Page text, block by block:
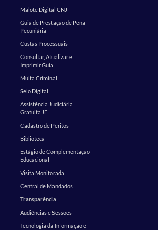
Malote Digital CNJ
Guia de Prestação de Pena
Pecuniária
Custas Processuais
Consultar, Atualizar e
Imprimir Guia
Multa Criminal
Selo Digital
Assistência Judiciária
Gratuita JF
Cadastro de Peritos
Biblioteca
Estágio de Complementação
Educacional
Visita Monitorada
Central de Mandados
Transparência
Audiências e Sessões
Tecnologia da Informação e